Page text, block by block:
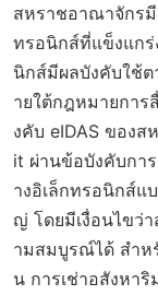
สหราชอาณาจักรมี
ทรอนิกส์ที่แข็งแกร่
นิกส์มีผลบังคับใช้
ายใต้กฎหมายการ
งคับ eIDAS ของส
it ผ่านข้อบังคับกา
างอิเล็กทรอนิกส์แ
ญ่ โดยมีเงื่อนไขว่
ามสมบูรณ์ได้ สำห
น การเช่าอสังหา